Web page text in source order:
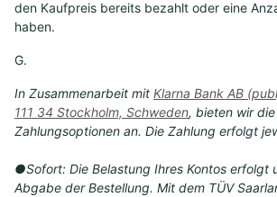
den Kaufpreis bereits bezahlt oder eine
haben.
G.
In Zusammenarbeit mit Klarna Bank AB
111 34 Stockholm, Schweden, bieten wir
Zahlungsoptionen an. Die Zahlung erfolgt
●Sofort: Die Belastung Ihres Kontos erfolgt
Abgabe der Bestellung. Mit dem TÜV